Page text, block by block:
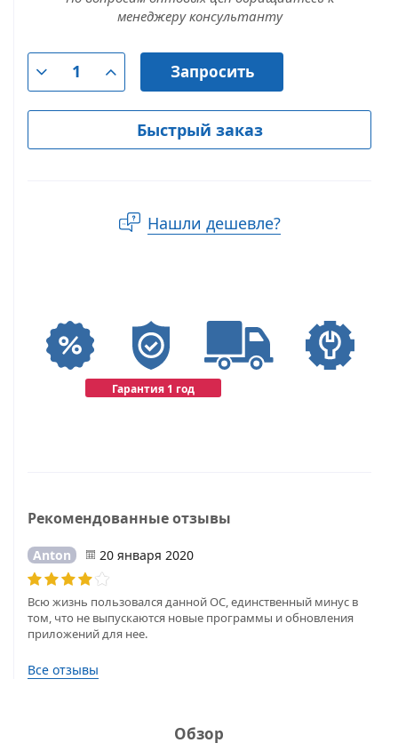
менеджеру консультанту
Запросить
Быстрый заказ
Нашли дешевле?
Гарантия 1 год
Рекомендованные отзывы
Anton 20 января 2020
Всю жизнь пользовался данной ОС, единственный минус в
том, что не выпускаются новые программы и обновления
приложений для нее.
Все отзывы
Обзор